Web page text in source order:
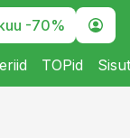
-70%
TOPid